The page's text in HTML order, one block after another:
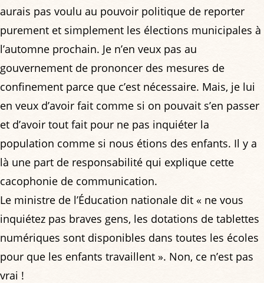
aurais pas voulu au pouvoir politique de reporter
purement et simplement les élections municipales à
l’automne prochain. Je n’en veux pas au
gouvernement de prononcer des mesures de
confinement parce que c’est nécessaire. Mais, je lui
en veux d’avoir fait comme si on pouvait s’en passer
et d’avoir tout fait pour ne pas inquiéter la
population comme si nous étions des enfants. Il y a
là une part de responsabilité qui explique cette
cacophonie de communication.
Le ministre de l’Éducation nationale dit « ne vous
inquiétez pas braves gens, les dotations de tablettes
numériques sont disponibles dans toutes les écoles
pour que les enfants travaillent ». Non, ce n’est pas
vrai !